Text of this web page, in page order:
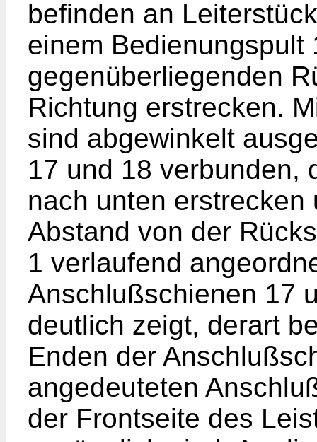
befinden an
einem
gegenüberliegenden
Richtung erstrecken.
sind abgewinkelt
17 und 18 verbunden,
nach unten erstrecken
Abstand von der
1 verlaufend
Anschlußschienen 17
deutlich zeigt, derart
Enden der
angedeuteten
der Frontseite des